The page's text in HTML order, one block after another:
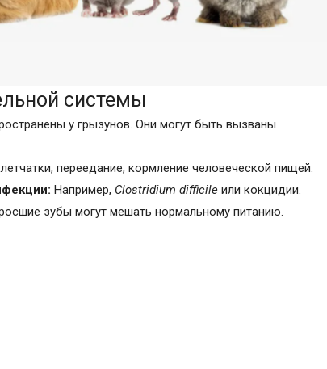
системы
у грызунов. Они могут быть вызваны
переедание, кормление человеческой пищей.
Например, Clostridium difficile или кокцидии.
зубы могут мешать нормальному питанию.